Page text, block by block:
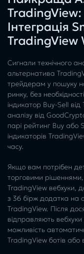
TradingView:
Інтеграція
TradingView
Сигнали технічного
альтернатива
трейдерам у пошуку
ринку, без
індикатор Buy-Sell
аналізу від
парі рейтинг Buy або
індикаторів
часу.
Якщо вам потрібен
торговими
TradingView вебхуки,
з 36 бірж додатка на
TradingView. Після
відправляють
можливість
TradingView ботів або